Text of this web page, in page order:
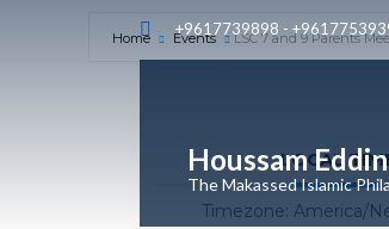
+9617739898 -
Houssam
The Makassed Islamic
Home Events LSC 7 and 9 Parents
LOCAL
Timezone: America/